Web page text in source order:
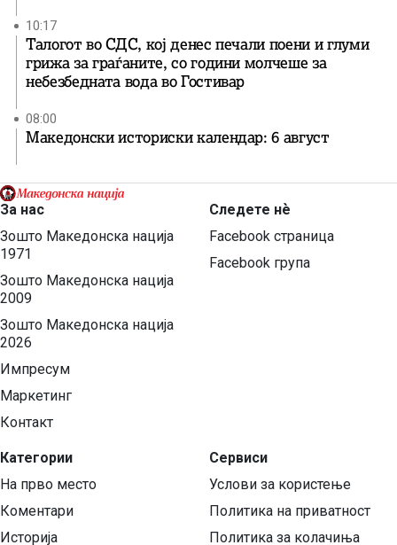
10:17
Талогот во СДС, кој денес печали поени и глуми
грижа за граѓаните, со години молчеше за
небезбедната вода во Гостивар
08:00
Македонски историски календар: 6 август
За нас
Зошто Македонска нација
1971
Зошто Македонска нација
2009
Зошто Македонска нација
2026
Импресум
Маркетинг
Контакт
Категории
На прво место
Коментари
Историја
Следете нѐ
Facebook страница
Facebook група
Сервиси
Услови за користење
Политика на приватност
Политика за колачиња